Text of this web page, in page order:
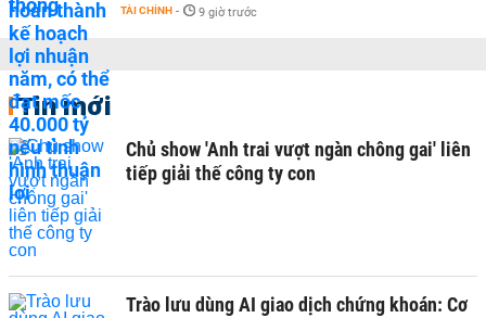
TÀI CHÍNH - 9 giờ trước
Tin mới
Chủ show 'Anh trai vượt ngàn chông gai' liên
tiếp giải thế công ty con
Trào lưu dùng AI giao dịch chứng khoán: Cơ